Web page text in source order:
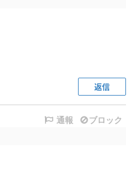
返信
通報 ブロック